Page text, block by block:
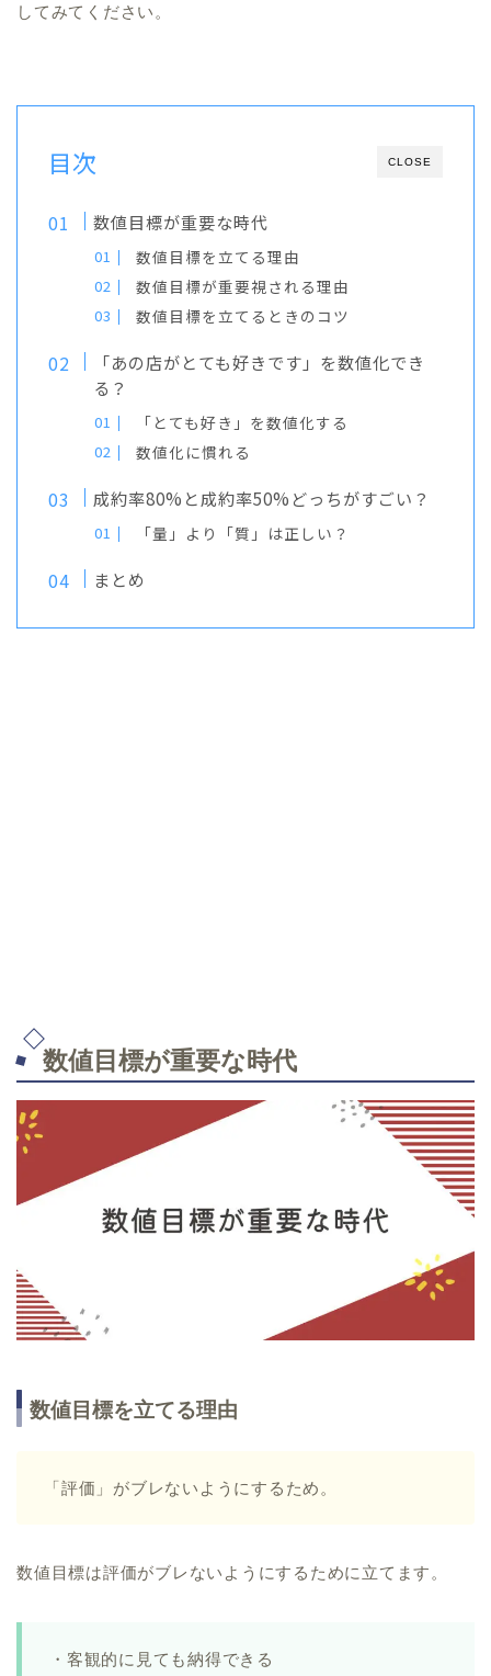
してみてください。
CLOSE
目次
数値目標が重要な時代
数値目標を立てる理由
数値目標が重要視される理由
数値目標を立てるときのコツ
「あの店がとても好きです」を数値化でき
る？
「とても好き」を数値化する
数値化に慣れる
成約率80%と成約率50%どっちがすごい？
「量」より「質」は正しい？
まとめ
数値目標が重要な時代
数値目標を立てる理由
「評価」がブレないようにするため。
数値目標は評価がブレないようにするために立てます。
・客観的に見ても納得できる